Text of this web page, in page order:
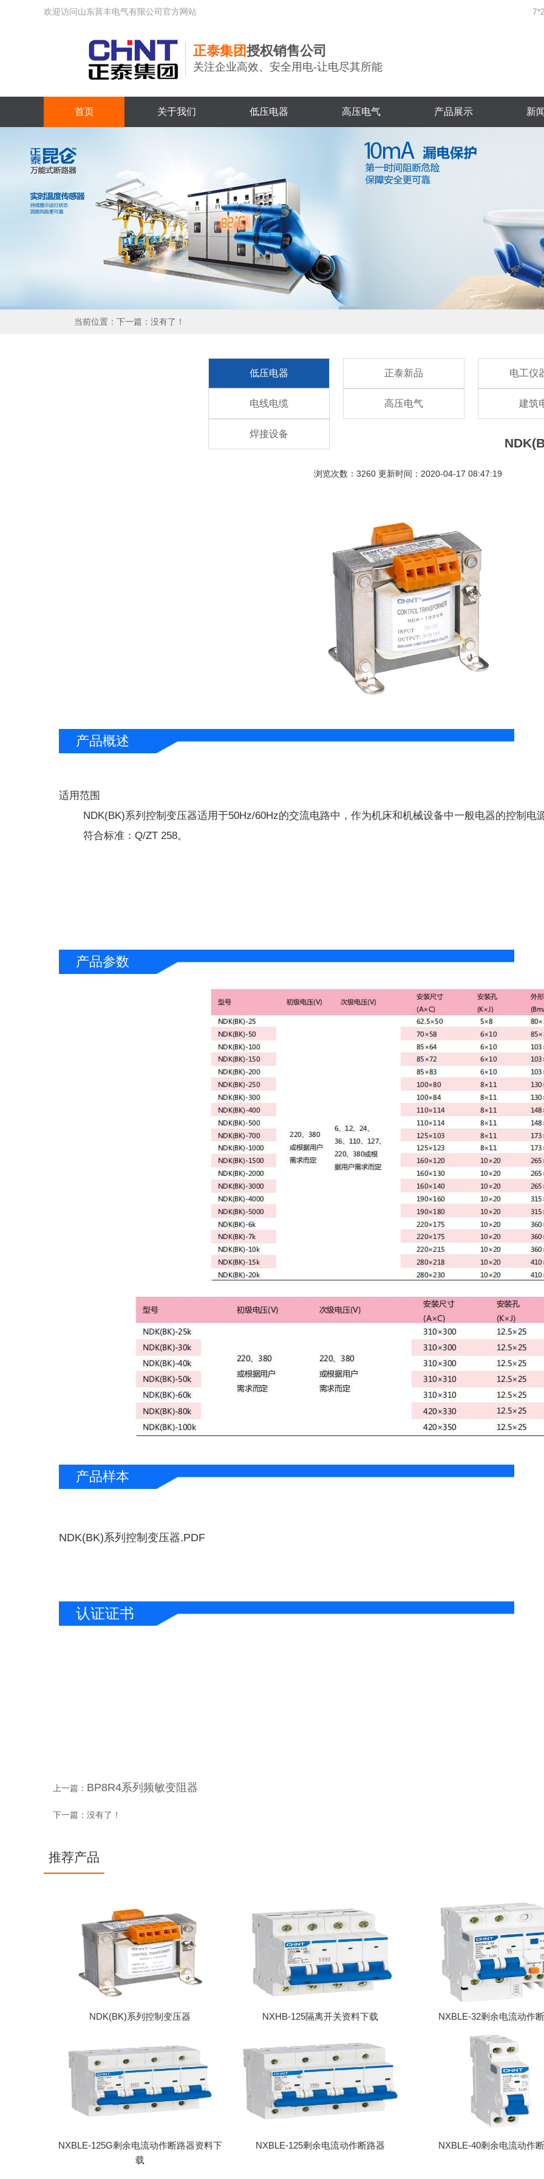
欢迎访问山东菖丰电气有限公司官方网站
正泰集团授权销售公司
关注企业高效、安全用电-让电尽其所能
首页 关于我们 低压电器 高压电气 产品展示 新
当前位置：下一篇：没有了！
低压电器 正泰新品 电工仪
电线电缆 高压电气 建筑
焊接设备
浏览次数：3260 更新时间：2020-04-17 08:47:19
产品概述
适用范围
NDK(BK)系列控制变压器适用于50Hz/60Hz的交流电路中，作为机床和机械设备中一般电器的控制电源
符合标准：Q/ZT 258。
产品参数
产品样本
NDK(BK)系列控制变压器.PDF
认证证书
上一篇： BP8R4系列频敏变阻器
下一篇：没有了！
推荐产品
NDK(BK)系列控制变压器 NXHB-125隔离开关资料下载 NXBLE-32剩余电流动作
NXBLE-125G剩余电流动作断路器资料下
载
NXBLE-125剩余电流动作断路器 NXBLE-40剩余电流动作